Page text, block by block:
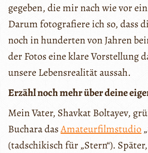
gegeben, die mir nach wie vor
Darum fotografiere ich so, dass
noch in hunderten von Jahren
der Fotos eine klare Vorstellung
unsere Lebensrealität aussah.
Erzähl noch mehr über deine
Mein Vater, Shavkat Boltayev,
Buchara dasAmateurfilmstudio
(tadschikisch für „Stern“).